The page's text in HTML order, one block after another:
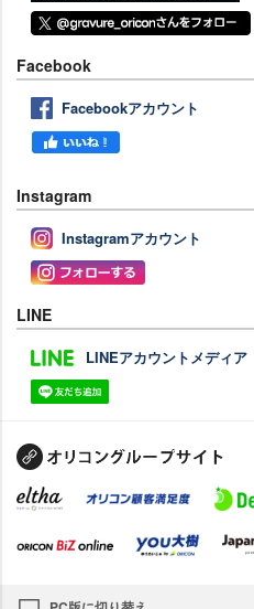
Facebook
Facebookアカウント
Instagram
Instagramアカウント
LINE
LINEアカウントメディア